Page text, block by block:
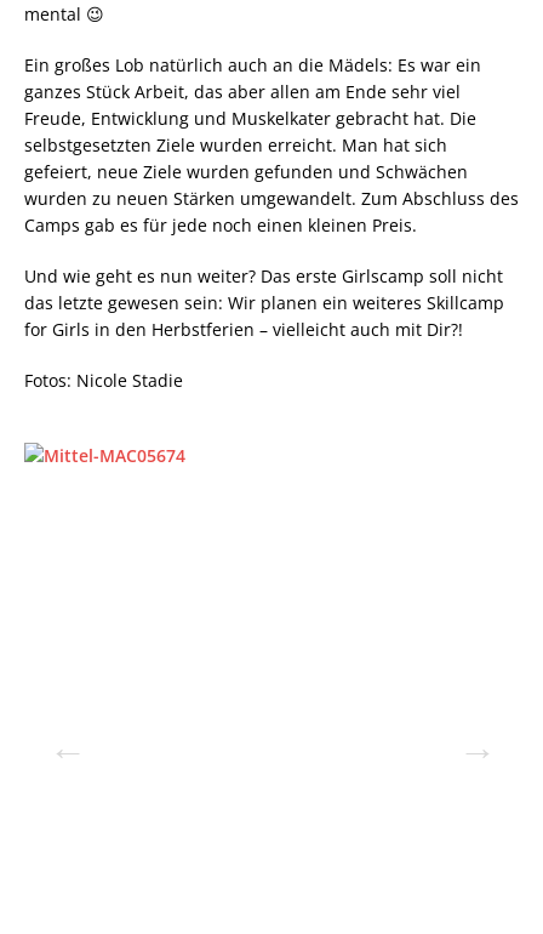
mental 😉
Ein großes Lob natürlich auch an die Mädels: Es war ein
ganzes Stück Arbeit, das aber allen am Ende sehr viel
Freude, Entwicklung und Muskelkater gebracht hat. Die
selbstgesetzten Ziele wurden erreicht. Man hat sich
gefeiert, neue Ziele wurden gefunden und Schwächen
wurden zu neuen Stärken umgewandelt. Zum Abschluss des
Camps gab es für jede noch einen kleinen Preis.
Und wie geht es nun weiter? Das erste Girlscamp soll nicht
das letzte gewesen sein: Wir planen ein weiteres Skillcamp
for Girls in den Herbstferien – vielleicht auch mit Dir?!
Fotos: Nicole Stadie